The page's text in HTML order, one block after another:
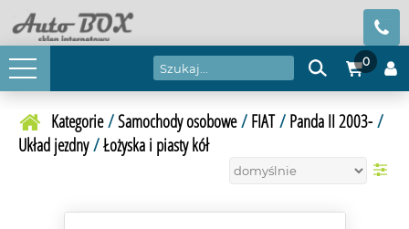
0
Kategorie/Samochody osobowe/ FIAT/ Panda II 2003-/
Układ jezdny/Łożyska i piasty kół